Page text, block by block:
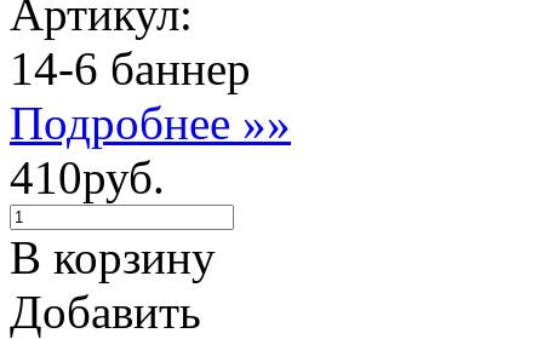
Артикул:
14-6 баннер
Подробнее »»
410руб.
В корзину
Добавить